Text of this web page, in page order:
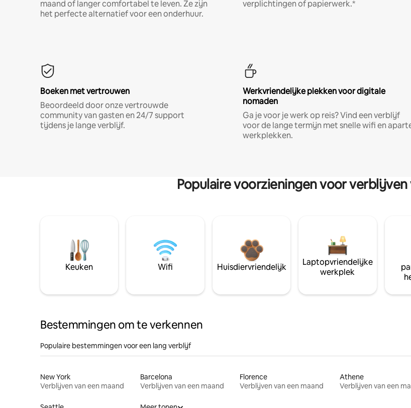
maand of langer comfortabel te leven. Ze zijn
het perfecte alternatief voor een onderhuur.
verplichtingen of papierwerk.*
Boeken met vertrouwen
Beoordeeld door onze vertrouwde
community van gasten en 24/7 support
tijdens je lange verblijf.
Werkvriendelijke plekken voor digitale
nomaden
Ga je voor je werk op reis? Vind een verblijf
voor de lange termijn met snelle wifi en
werkplekken.
Populaire voorzieningen voor verblijven
Keuken Wifi Huisdiervriendelijk
Laptopvriendelijke
werkplek
Bestemmingen om te verkennen
Populaire bestemmingen voor een lang verblijf
New York
Verblijven van een maand
Barcelona
Verblijven van een maand
Florence
Verblijven van een maand
Athene
Verblijven van een